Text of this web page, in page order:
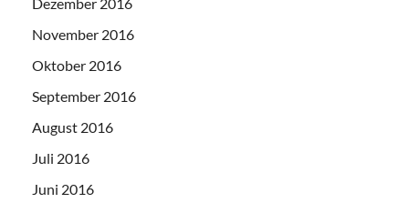
November 2016
Oktober 2016
September 2016
August 2016
Juli 2016
Juni 2016